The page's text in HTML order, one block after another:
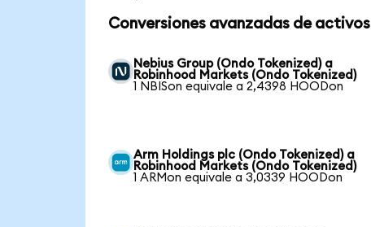
Conversiones avanzadas de activos
Nebius Group (Ondo Tokenized) a
Robinhood Markets (Ondo Tokenized)
1 NBISon equivale a 2,4398 HOODon
Arm Holdings plc (Ondo Tokenized) a
Robinhood Markets (Ondo Tokenized)
1 ARMon equivale a 3,0339 HOODon